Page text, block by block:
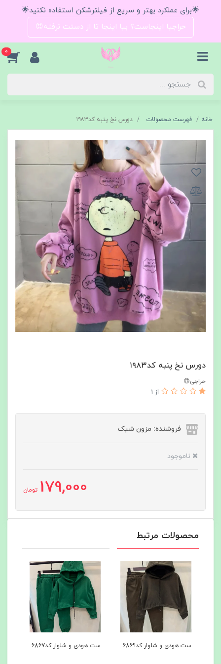
🌟برای عملکرد بهتر و سریع از فیلترشکن استفاده نکنید🌟
حراجیا اینجاست؟ بیا اینجا تا از دستت نرفته😍
0
خانه فهرست محصولات دورس نخ پنبه کد۱۹۸۳
دورس نخ پنبه کد۱۹۸۳
حراجی😍
از 1
فروشنده: مزون شیک
ناموجود
179,000 تومان
محصولات مرتبط
ست هودی و شلوار کد6869 ست هودی و شلوار کد6867